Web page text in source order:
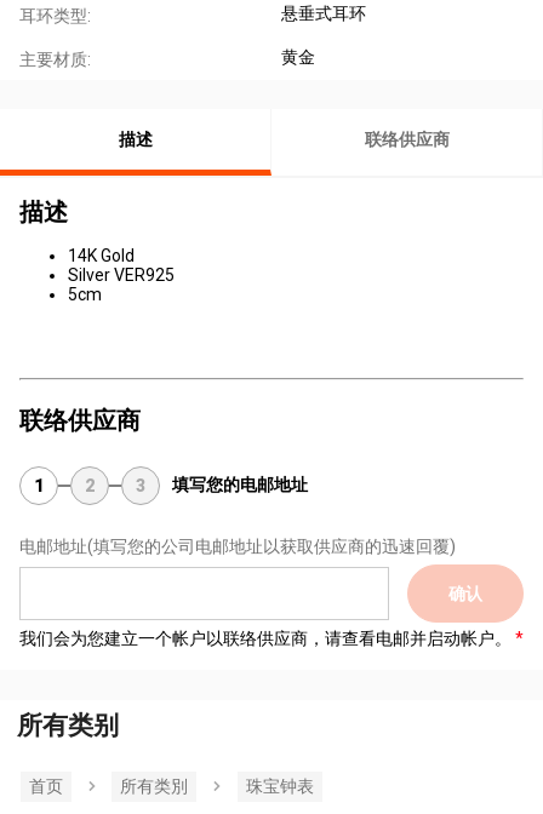
耳环类型: 悬垂式耳环
主要材质: 黄金
描述 联络供应商
描述
14K Gold
Silver VER925
5cm
联络供应商
1 2 3 填写您的电邮地址
电邮地址(填写您的公司电邮地址以获取供应商的迅速回覆)
确认
我们会为您建立一个帐户以联络供应商，请查看电邮并启动帐户。
所有类别
首页 所有类別 珠宝钟表